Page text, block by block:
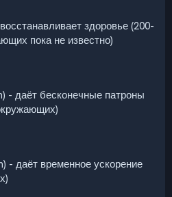
здоровье (200-
пока не известно)
- даёт бесконечные патроны
- даёт временное ускорение